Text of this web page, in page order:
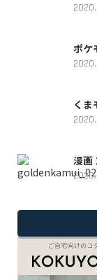
ポケ
くま
漫画